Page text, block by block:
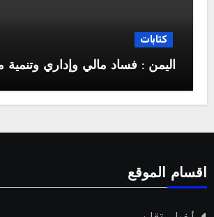
كتابات
اليمن : فساد مالي وإداري وتنمية
اقسام الموقع